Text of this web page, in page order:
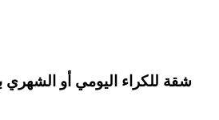
شقة للكراء اليومي أو الشهري